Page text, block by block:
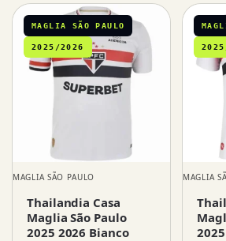
MAGLIA SÃO PAULO
2025/2026
MAGLIA SÃO PAULO
Thailandia Casa
Maglia São Paulo
2025 2026 Bianco
MAGLIA